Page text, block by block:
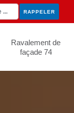
Ravalement de
façade 74